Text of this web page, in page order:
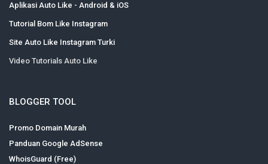
Aplikasi Auto Like - Android & iOS
Tutorial Bom Like Instagram
Site Auto Like Instagram Turki
Video Tutorials Auto Like
BLOGGER TOOL
Promo Domain Murah
Panduan Google AdSense
WhoisGuard (Free)